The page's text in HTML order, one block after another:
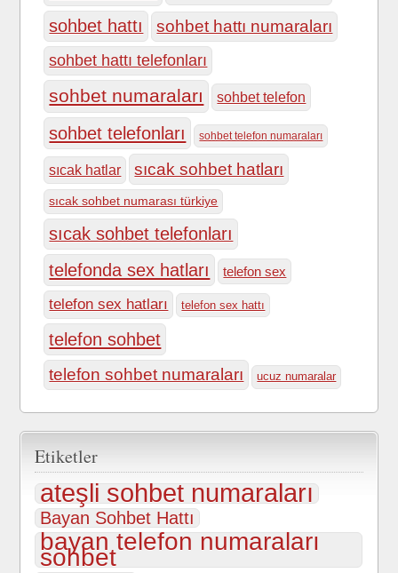
sohbet hattı sohbet hattı numaraları
sohbet hattı telefonları
sohbet numaraları sohbet telefon
sohbet telefonları sohbet telefon numaraları
sıcak hatlar sıcak sohbet hatları
sıcak sohbet numarası türkiye
sıcak sohbet telefonları
telefonda sex hatları
telefon sex
telefon sex hatları telefon sex hattı
telefon sohbet
telefon sohbet numaraları ucuz numaralar
Etiketler
ateşli sohbet numaraları
Bayan Sohbet Hattı
bayan telefon numaraları
sohbet